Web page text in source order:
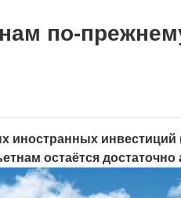
по-
иностранных
остаётся